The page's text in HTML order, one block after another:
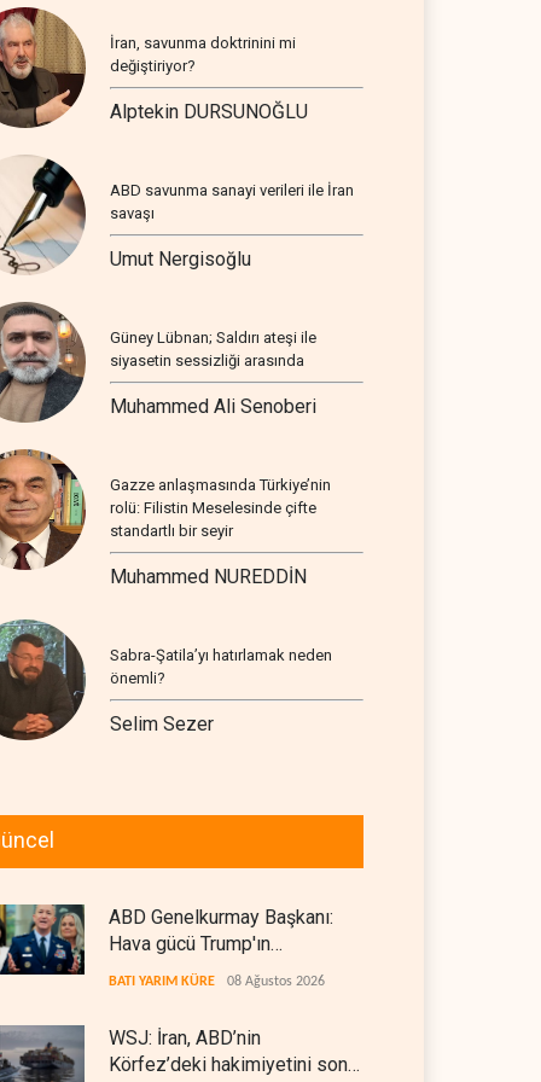
İran, savunma doktrinini mi
değiştiriyor?
Alptekin DURSUNOĞLU
ABD savunma sanayi verileri ile İran
savaşı
Umut Nergisoğlu
Güney Lübnan; Saldırı ateşi ile
siyasetin sessizliği arasında
Muhammed Ali Senoberi
Gazze anlaşmasında Türkiye’nin
rolü: Filistin Meselesinde çifte
standartlı bir seyir
Muhammed NUREDDİN
Sabra-Şatila’yı hatırlamak neden
önemli?
Selim Sezer
ABD Genelkurmay Başkanı:
Hava gücü Trump'ın
hedeflerine yetmez
BATI YARIM KÜRE 08 Ağustos 2026
WSJ: İran, ABD’nin
Körfez’deki hakimiyetini sona